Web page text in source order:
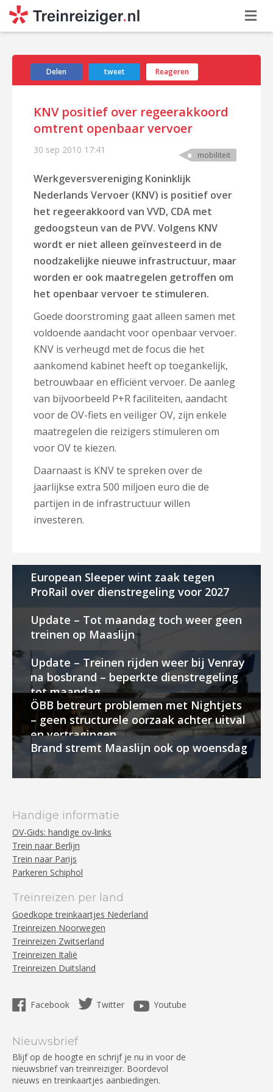
Delen tweet Reageren
KNV positief over regeerakkoord
omtrent openbaar vervoer
30 sep 2010 17:41 mobiliteit
Werkgeversvereniging Koninklijk
Nederlands Vervoer (KNV) is positief over
het regeerakkoord van VVD, CDA met
gedoogsteun van de PVV. Volgens KNV
wordt er niet alleen geïnvesteerd in de
noodzakelijke nieuwe infrastructuur, maar
worden er ook maatregelen getroffen om
het openbaar vervoer te stimuleren.
Goede doorstroming gaat alleen samen met
voldoende aandacht voor openbaar vervoer.
KNV is verheugd met de focus die het
aankomend kabinet heeft op toegankelijk,
betrouwbaar en efficiënt vervoer. De aanleg
van bijvoorbeeld P+R faciliteiten, aandacht
voor de OV-fiets en veiliger OV, zijn enkele
maatregelen die reizigers stimuleren om
voor OV te kiezen.
Daarnaast is KNV te spreken over de
jaarlijkse extra 500 miljoen euro die de
partijen in de infrastructuur willen
investeren.
European Sleeper wint zaak tegen
ProRail over dienstregeling voor 2027
Update – Tot maandag toch weer geen
treinen op Maaslijn
Update – Treinen rijden weer bij Venray
na bosbrand – beperkte dienstregeling
tot maandag
ÖBB betreurt problemen met Nightjets
– geen structurele oorzaak achter uitval
en vertragingen
Brand stremt Maaslijn ook op woensdag
Handige informatie
OV-Gids: handige ov-links
Trein naar Berlijn
Trein naar Parijs
Parkeren Schiphol
Treinreizen per land
Goedkope treinkaartjes Nederland
Treinreizen Noorwegen
Treinreizen Zwitserland
Treinreizen Italië
Treinreizen Duitsland
Facebook Twitter Youtube
Nieuwsbrief
Blijf op de hoogte en schrijf je nu in voor de
nieuwsbrief van treinreiziger. Boordevol
nieuws en treinkaartjes aanbiedingen.